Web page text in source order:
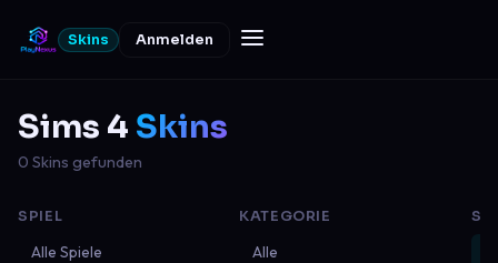
Skins Anmelden
Sims 4 Skins
0 Skins gefunden
SPIEL
Alle Spiele
KATEGORIE
Alle